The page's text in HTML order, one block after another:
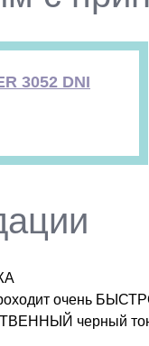
3052 DNI
очень
черный